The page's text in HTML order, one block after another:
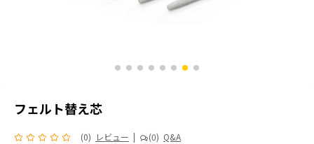
フェルト替え芯
(0) レビュー | (0) Q&A